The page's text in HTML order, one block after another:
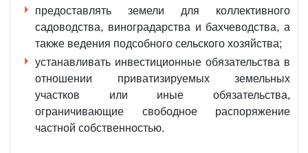
предоставлять земели для коллективного
садоводства, виноградарства и бахчеводства, а
также ведения подсобного сельского хозяйства;
устанавливать инвестиционные обязательства в
отношении приватизируемых земельных
участков или иные обязательства,
ограничивающие свободное распоряжение
частной собственностью.